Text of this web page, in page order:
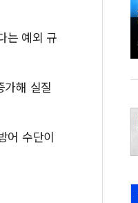
는 예외 규
가해 실질
어 수단이